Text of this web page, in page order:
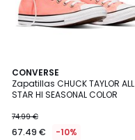
CONVERSE
Zapatillas CHUCK TAYLOR ALL
STAR HI SEASONAL COLOR
74.99 €
67.49 € -10%